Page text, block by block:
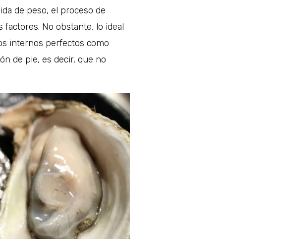
de peso, el proceso de
No obstante, lo ideal
internos perfectos como
de pie, es decir, que no